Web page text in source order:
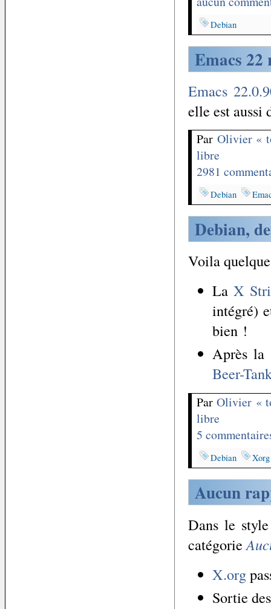
Debian
Emacs 22
Emacs
elle est aussi
Par Olivier «
libre
2981
Debian
Debian,
Voila
LaX
intégré)
bien !
Après
Beer-
ParOlivier «
libre
5
Debian Xorg
Aucun
Dans le
catégorie
X.org
Sortie